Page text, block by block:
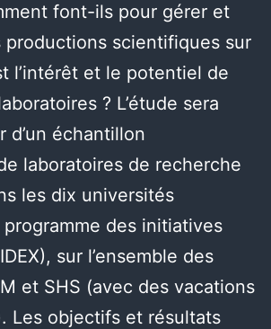
font-ils pour gérer et
productions scientifiques sur
l’intérêt et le potentiel de
? L’étude sera
d’un échantillon
laboratoires de recherche
les dix universités
des initiatives
sur l’ensemble des
et SHS (avec des vacations
Les objectifs et résultats